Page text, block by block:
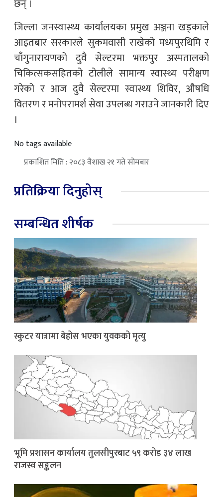
छन् ।
जिल्ला जनस्वास्थ्य कार्यालयका प्रमुख अञ्जना खड्काले
आइतबार सरकारले सुकमवासी राखेको मध्यपुरथिमि र
चाँगुनारायणको दुवै सेल्टरमा भक्तपुर अस्पतालको
चिकित्सकसहितको टोलीले सामान्य स्वास्थ्य परीक्षण
गरेको र आज दुवै सेल्टरमा स्वास्थ्य शिविर, औषधि
वितरण र मनोपरामर्श सेवा उपलब्ध गराउने जानकारी दिए
।
No tags available
प्रकाशित मिति : २०८३ वैशाख २१ गते सोमबार
प्रतिक्रिया दिनुहोस्
सम्बन्धित शीर्षक
स्कुटर यात्रामा बेहोस भएका युवकको मृत्यु
भूमि प्रशासन कार्यालय तुलसीपुरबाट ५९ करोड ३४ लाख
राजस्व सङ्कलन